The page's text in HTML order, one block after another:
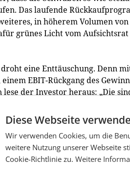
Das laufende
in höherem Volumen
grünes Licht vom
eine Enttäuschung. Denn
EBIT-Rückgang des
lese der Investor heraus: „Die
dürfte dann indes ein neuer
nach der Mercedes-
Diese Webseite
Wir verwenden Cookies, um die
weitere Nutzung unserer Webseite
Cookie-Richtlinie zu. Weitere